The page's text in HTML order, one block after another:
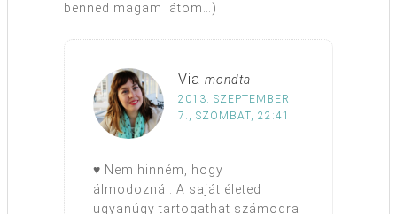
benned magam látom…)
Via mondta
2013. SZEPTEMBER
7., SZOMBAT, 22:41
♥ Nem hinném, hogy
álmodoznál. A saját életed
ugyanúgy tartogathat számodra